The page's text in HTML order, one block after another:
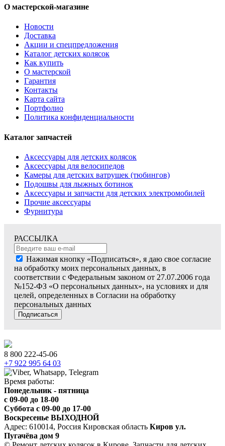
О мастерской-магазине
Новости
Доставка
Акции и спецпредложения
Каталог детских колясок
Как купить
О мастерской
Гарантия
Контакты
Карта сайта
Портфолио
Политика конфиденциальности
Каталог запчастей
Аксессуары для детских колясок
Аксессуары для велосипедов
Камеры для детских ватрушек (тюбингов)
Подошвы для лыжных ботинок
Аксессуары и запчасти для детских электромобилей
Прочие аксессуары
Фурнитура
РАССЫЛКА
Нажимая кнопку «Подписаться», я даю свое согласие
на обработку моих персональных данных, в
соответствии с Федеральным законом от 27.07.2006 года
№152-ФЗ «О персональных данных», на условиях и для
целей, определенных в Согласии на обработку
персональных данных
Подписаться
8 800 222-45-06
+7 922 995 64 03
Время работы:
Понедельник - пятница
c 09-00 до 18-00
Суббота с 09-00 до 17-00
Воскресенье ВЫХОДНОЙ
Адрес: 610014, Россия Кировская область Киров ул.
Пугачёва дом 9